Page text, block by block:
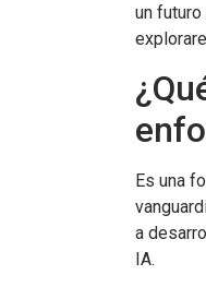
un
Es una
a
IA.